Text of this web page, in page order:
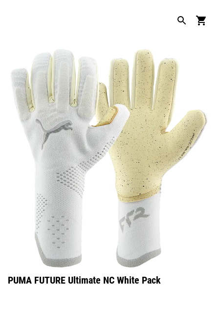
PUMA FUTURE Ultimate NC White Pack